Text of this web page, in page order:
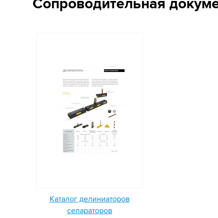
Сопроводительная
Каталог делиниаторов
сепараторов